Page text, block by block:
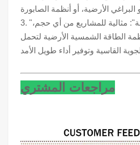
3. "قابلية التوسع والمتانة": مثالية للمشاريع من أي حجم،
الطاقة الشمسية الأرضية لتحمل
مراجعات المشتري